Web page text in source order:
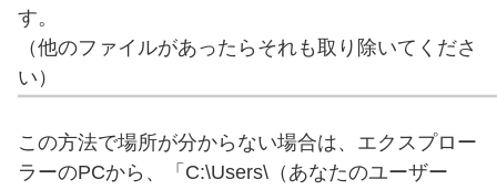
す。
（他のファイルがあったらそれも取り除いてくださ
い）
この方法で場所が分からない場合は、エクスプロー
ラーのPCから、「C:\Users\（あなたのユーザー